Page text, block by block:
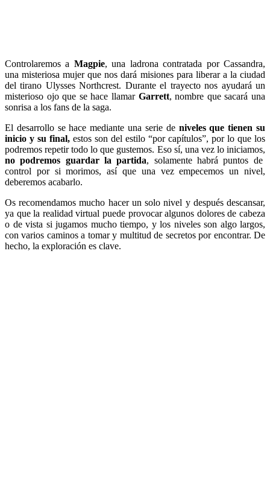
Controlaremos a Magpie, una ladrona contratada por Cassandra,
una misteriosa mujer que nos dará misiones para liberar a la ciudad
del tirano Ulysses Northcrest. Durante el trayecto nos ayudará un
misterioso ojo que se hace llamarGarrett, nombre que sacará una
sonrisa a los fans de la saga.
El desarrollo se hace mediante una serie de niveles que tienen su
inicio y su final, estos son del estilo “por capítulos”, por lo que los
podremos repetir todo lo que gustemos. Eso sí, una vez lo iniciamos,
no podremos guardar la partida, solamente habrá puntos de
control por si morimos, así que una vez empecemos un nivel,
deberemos acabarlo.
Os recomendamos mucho hacer un solo nivel y después descansar,
ya que la realidad virtual puede provocar algunos dolores de cabeza
o de vista si jugamos mucho tiempo, y los niveles son algo largos,
con varios caminos a tomar y multitud de secretos por encontrar. De
hecho, la exploración es clave.